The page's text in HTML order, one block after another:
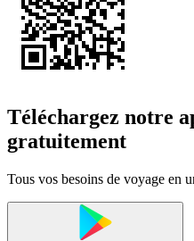
Téléchargez notre
gratuitement
Tous vos besoins de voyage en